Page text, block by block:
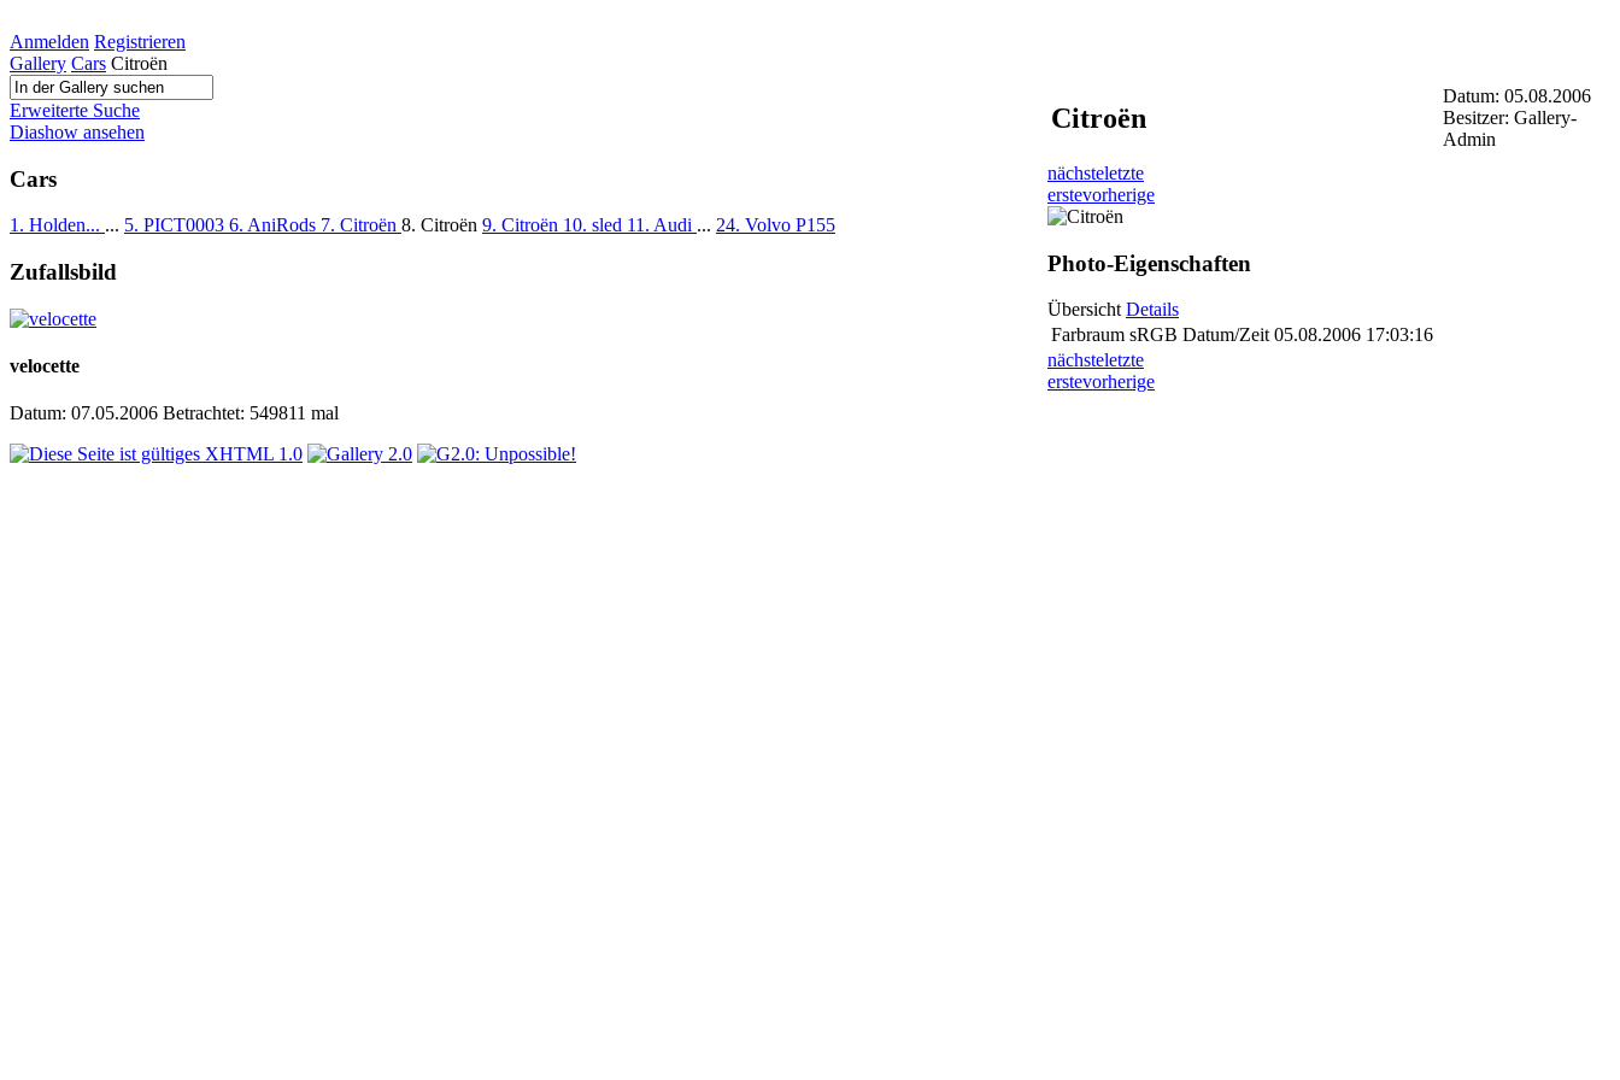
Anmelden Registrieren
Gallery Cars Citroën
Erweiterte Suche
Diashow ansehen
Cars
1. Holden... ... 5. PICT0003 6. AniRods 7. Citroën 8. Citroën 9. Citroën 10. sled 11. Audi ... 24. Volvo P155
Zufallsbild
velocette
Datum: 07.05.2006 Betrachtet: 549811 mal
Citroën
Datum: 05.08.2006
Besitzer: Gallery-
Admin
nächsteletzte
erstevorherige
Photo-Eigenschaften
ÜbersichtDetails
Farbraum sRGB Datum/Zeit 05.08.2006 17:03:16
nächsteletzte
erstevorherige